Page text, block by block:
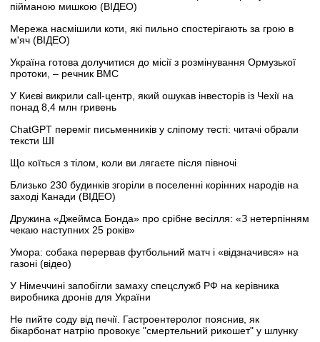
пійманою мишкою (ВІДЕО)
Мережа насмішили коти, які пильно спостерігають за грою в
м'яч (ВІДЕО)
Україна готова долучитися до місії з розмінування Ормузької
протоки, – речник ВМС
У Києві викрили call-центр, який ошукав інвесторів із Чехії на
понад 8,4 млн гривень
ChatGPT переміг письменників у сліпому тесті: читачі обрали
тексти ШІ
Що коїться з тілом, коли ви лягаєте після півночі
Близько 230 будинків згоріли в поселенні корінних народів на
заході Канади (ВІДЕО)
Дружина «Джеймса Бонда» про срібне весілля: «З нетерпінням
чекаю наступних 25 років»
Умора: собака перервав футбольний матч і «відзначився» на
газоні (відео)
У Німеччині запобігли замаху спецслужб РФ на керівника
виробника дронів для України
Не пийте соду від печії. Гастроентеролог пояснив, як
бікарбонат натрію провокує "смертельний рикошет" у шлунку